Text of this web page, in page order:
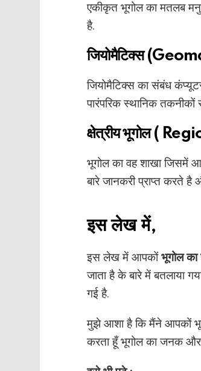
एकीकृत भूगोल का मतलब
है.
जियोमैटिक्स
जियोमैटिक्स का संबंध
पारंपरिक स्थानिक तकनीकों
क्षेत्रीय भूगोल (
भूगोल का वह शाखा जिसमें
बारे जानकरी प्राप्त करते
इस लेख में,
इस लेख में आपकोंभूगोल
जाता है के बारे में बतलाया
गई है.
मुझे आशा है कि मैंने आपकों
करता हूँ भूगोल का जनक और